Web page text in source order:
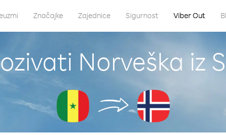
Značajke Zajednice Sigurnost Viber Out
Norveška iz